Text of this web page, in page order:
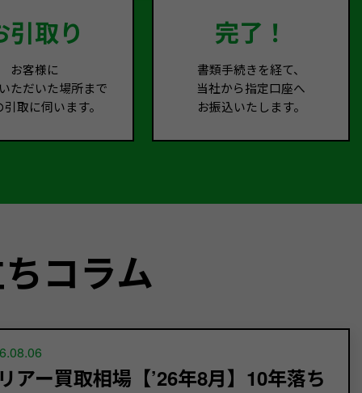
引取り
お客様に
ただいた場所まで
取に伺います。
完了！
書類手続きを経て、
当社から指定口座へ
お振込いたします。
コラム
アー買取相場【’26年8月】10年落ち